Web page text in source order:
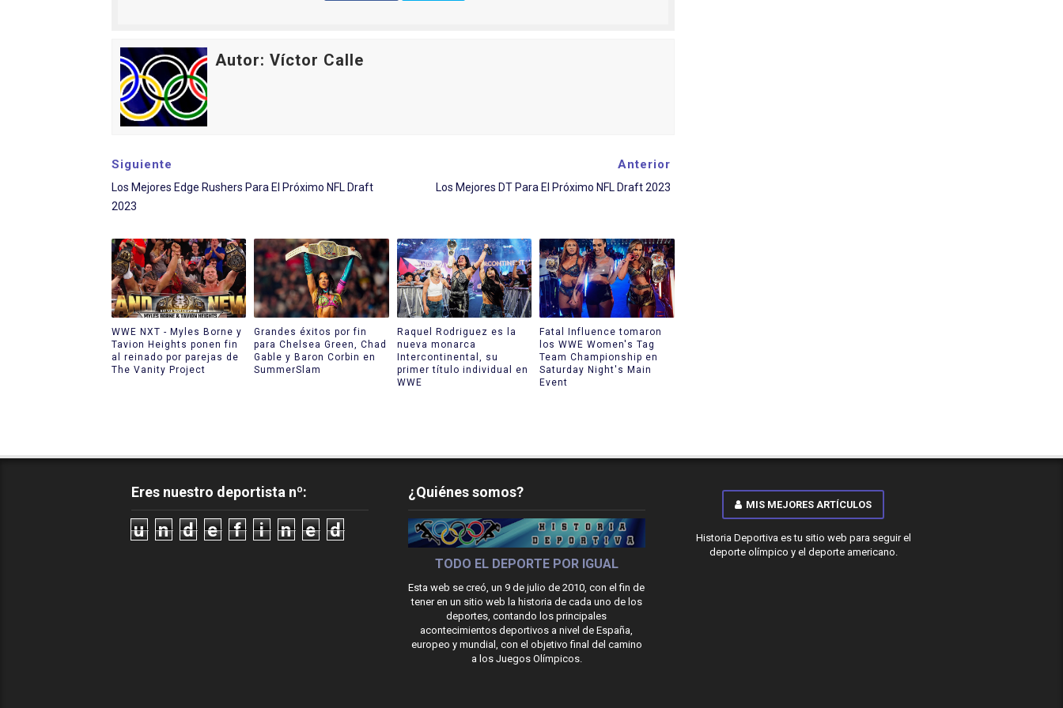
Autor: Víctor Calle
Siguiente
Los Mejores Edge Rushers Para El Próximo NFL Draft
2023
Anterior
Los Mejores DT Para El Próximo NFL Draft 2023
WWE NXT - Myles Borne y
Tavion Heights ponen fin
al reinado por parejas de
The Vanity Project
Grandes éxitos por fin
para Chelsea Green, Chad
Gable y Baron Corbin en
SummerSlam
Raquel Rodriguez es la
nueva monarca
Intercontinental, su
primer título individual en
WWE
Fatal Influence tomaron
los WWE Women's Tag
Team Championship en
Saturday Night's Main
Event
Eres nuestro deportista nº:
u n d e f i n e d
¿Quiénes somos?
TODO EL DEPORTE POR IGUAL
Esta web se creó, un 9 de julio de 2010, con el fin de
tener en un sitio web la historia de cada uno de los
deportes, contando los principales
acontecimientos deportivos a nivel de España,
europeo y mundial, con el objetivo final del camino
a los Juegos Olímpicos.
MIS MEJORES ARTÍCULOS
Historia Deportiva es tu sitio web para seguir el
deporte olímpico y el deporte americano.